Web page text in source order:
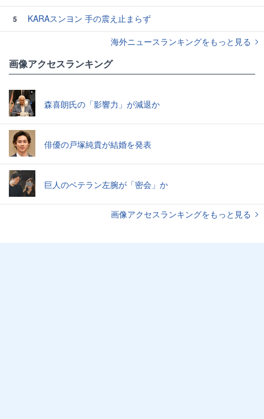
5
KARAスンヨン 手の震え止まらず
海外ニュースランキングをもっと見る
画像アクセスランキング
森喜朗氏の「影響力」が減退か
俳優の戸塚純貴が結婚を発表
巨人のベテラン左腕が「密会」か
画像アクセスランキングをもっと見る